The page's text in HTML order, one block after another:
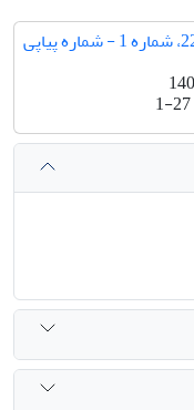
دوره 22، شماره 1 - شماره پیاپی
1-27